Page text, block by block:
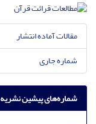
مقالات آماده انتشار
شماره جاری
شماره‌های پیشین نشریه